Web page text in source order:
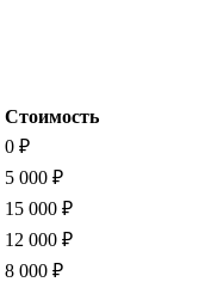
Стоимость
0 ₽
5 000 ₽
15 000 ₽
12 000 ₽
8 000 ₽